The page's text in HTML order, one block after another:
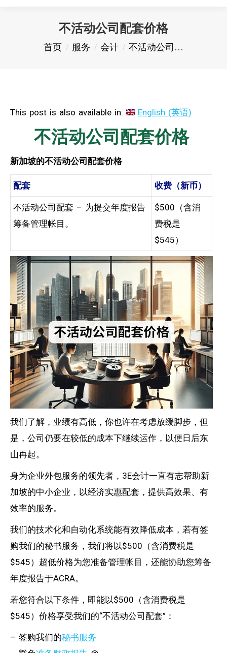
不活动公司配套价格
您在这里：
首页 服务 会计 不活动公司…
This post is also available in: English (英语)
不活动公司配套价格
新加坡的不活动公司配套价格
配套 收费（新币）
不活动公司配套 – 为提交年度报告
筹备管理帐目。
$500（含消
费税是
$545）
我们了解，业绩有高低，你也许在考虑放缓脚步，但
是，公司仍要在较低的成本下继续运作，以便日后东
山再起。
身为企业外包服务的领先者，3E会计一直有志帮助新
加坡的中小企业，以经济实惠配套，提供高效果、有
效率的服务。
我们的技术化和自动化系统能有效降低成本，若有签
购我们的秘书服务，我们将以$500（含消费税是
$545）超低价格为您准备管理帐目，还能协助您筹备
年度报告于ACRA。
若您符合以下条件，即能以$500（含消费税是
$545）价格享受我们的“不活动公司配套”：
– 签购我们的秘书服务